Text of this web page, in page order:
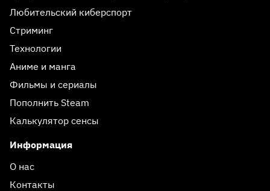
Любительский киберспорт
Стриминг
Технологии
Аниме и манга
Фильмы и сериалы
Пополнить Steam
Калькулятор сенсы
Информация
О нас
Контакты